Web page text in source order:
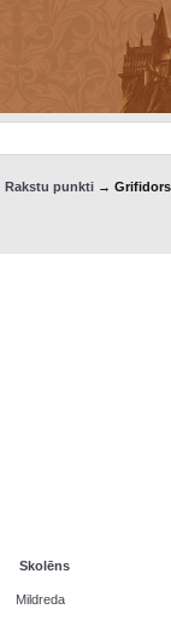
Rakstu punkti→ Grifidors
Skolēns
Mildreda